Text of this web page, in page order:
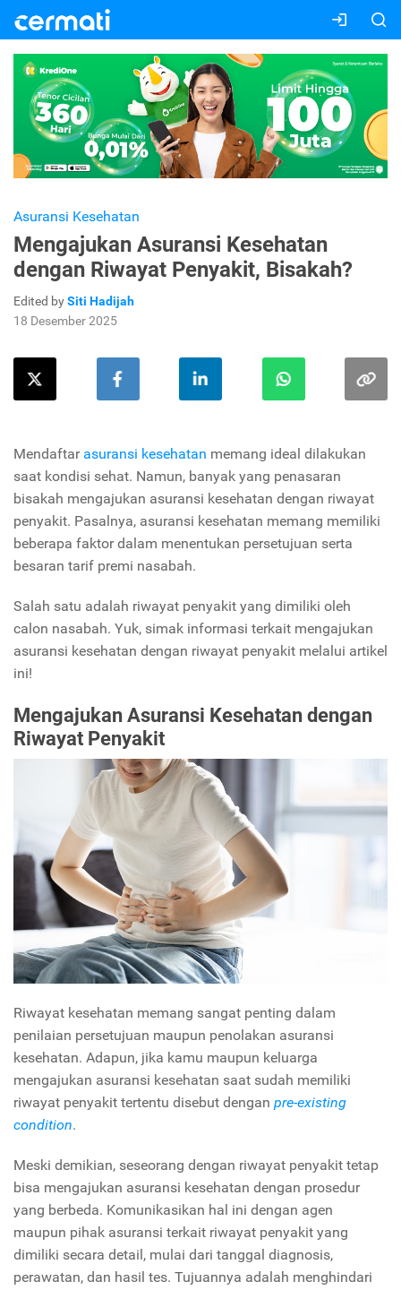
Asuransi Kesehatan
Mengajukan Asuransi Kesehatan
dengan Riwayat Penyakit, Bisakah?
Edited bySiti Hadijah
18 Desember 2025
Mendaftar asuransi kesehatan memang ideal dilakukan
saat kondisi sehat. Namun, banyak yang penasaran
bisakah mengajukan asuransi kesehatan dengan riwayat
penyakit. Pasalnya, asuransi kesehatan memang memiliki
beberapa faktor dalam menentukan persetujuan serta
besaran tarif premi nasabah.
Salah satu adalah riwayat penyakit yang dimiliki oleh
calon nasabah. Yuk, simak informasi terkait mengajukan
asuransi kesehatan dengan riwayat penyakit melalui artikel
ini!
Mengajukan Asuransi Kesehatan dengan
Riwayat Penyakit
Riwayat kesehatan memang sangat penting dalam
penilaian persetujuan maupun penolakan asuransi
kesehatan. Adapun, jika kamu maupun keluarga
mengajukan asuransi kesehatan saat sudah memiliki
riwayat penyakit tertentu disebut dengan pre-existing
condition.
Meski demikian, seseorang dengan riwayat penyakit tetap
bisa mengajukan asuransi kesehatan dengan prosedur
yang berbeda. Komunikasikan hal ini dengan agen
maupun pihak asuransi terkait riwayat penyakit yang
dimiliki secara detail, mulai dari tanggal diagnosis,
perawatan, dan hasil tes. Tujuannya adalah menghindari